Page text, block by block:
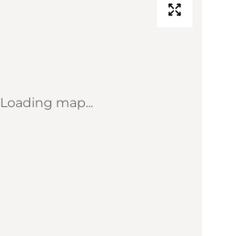
Loading map...